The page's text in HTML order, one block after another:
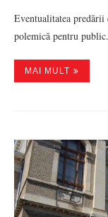
Eventualitatea
polemică pentru
MAI MULT